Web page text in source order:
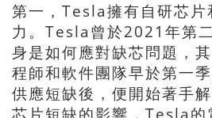
第一，Tesla擁有自研芯片
力。Tesla曾於2021年第
身是如何應對缺芯問題，
程師和軟件團隊早於第一
供應短缺後，便開始著手
芯片短缺的影響，Tesla的